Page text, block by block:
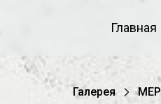
Главная
Галерея